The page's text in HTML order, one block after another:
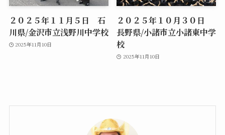
２０２５年１１月５日 石
川県/金沢市立浅野川中学校
2025年11月10日
２０２５年１０月３０日
長野県/小諸市立小諸東中学
校
2025年11月10日